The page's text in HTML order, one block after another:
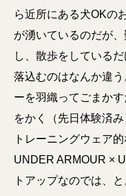
ら近所にある犬OKの
が湧いているのだが
し、散歩をしている
落込むのはなんか違
ーを羽織ってごまか
をかく（先日体験済
トレーニングウェア
UNDER ARMOUR ×
トアップなのでは、と